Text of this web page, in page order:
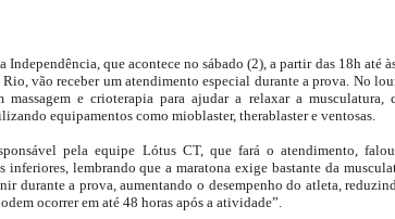
Independência, que acontece no sábado (2), a partir das 18h até
vão receber um atendimento especial durante a prova. No
e crioterapia para ajudar a relaxar a musculatura,
equipamentos como mioblaster, therablaster e ventosas.
pela equipe Lótus CT, que fará o atendimento,
inferiores, lembrando que a maratona exige bastante da
durante a prova, aumentando o desempenho do atleta,
ocorrer em até 48 horas após a atividade”.